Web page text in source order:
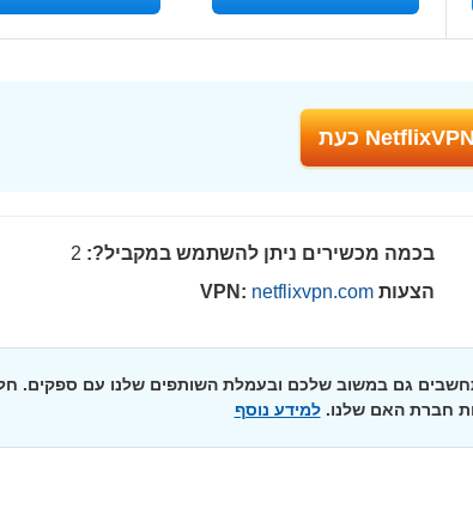
בכמה מכשירים ניתן להשתמש במקביל?: 2
הצעות VPN:netflixvpn.com
גם במשוב שלכם ובעמלת השותפים שלנו עם ספקים.
חברת האם שלנו.למידע נוסף